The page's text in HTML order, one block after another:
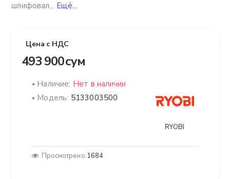
шлифовал... Ещё...
Цена с НДС
493 900 сум
Наличие: Нет в наличии
Модель: 5133003500
RYOBI
Просмотрено:1684